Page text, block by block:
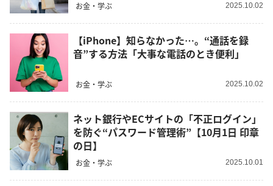
お金・学ぶ 2025.10.02
【iPhone】知らなかった…。“通話を録
音”する方法「大事な電話のとき便利」
お金・学ぶ 2025.10.02
ネット銀行やECサイトの「不正ログイン」
を防ぐ“パスワード管理術”【10月1日 印章
の日】
お金・学ぶ 2025.10.01